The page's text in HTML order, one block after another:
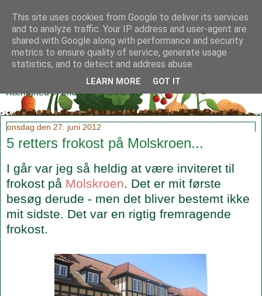
Klidmoster.dk
Kærlighed til økologi og SMØR!
onsdag den 27. juni 2012
5 retters frokost på Molskroen...
I går var jeg så heldig at være inviteret til
frokost på Molskroen. Det er mit første
besøg derude - men det bliver bestemt ikke
mit sidste. Det var en rigtig fremragende
frokost.
This site uses cookies from Google to deliver its services
and to analyze traffic. Your IP address and user-agent are
shared with Google along with performance and security
metrics to ensure quality of service, generate usage
statistics, and to detect and address abuse.
LEARN MORE GOT IT